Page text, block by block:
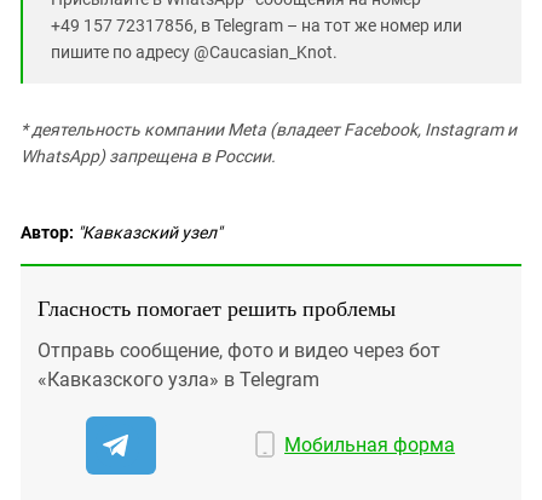
+49 157 72317856, в Telegram – на тот же номер или
пишите по адресу @Caucasian_Knot.
* деятельность компании Meta (владеет Facebook, Instagram и
WhatsApp) запрещена в России.
Автор: "Кавказский узел"
Гласность помогает решить проблемы
Отправь сообщение, фото и видео через бот
«Кавказского узла» в Telegram
Мобильная форма